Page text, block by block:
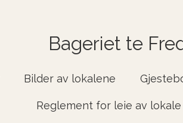
Bageriet te
Bilder av lokalene
Reglement for leie av lokale